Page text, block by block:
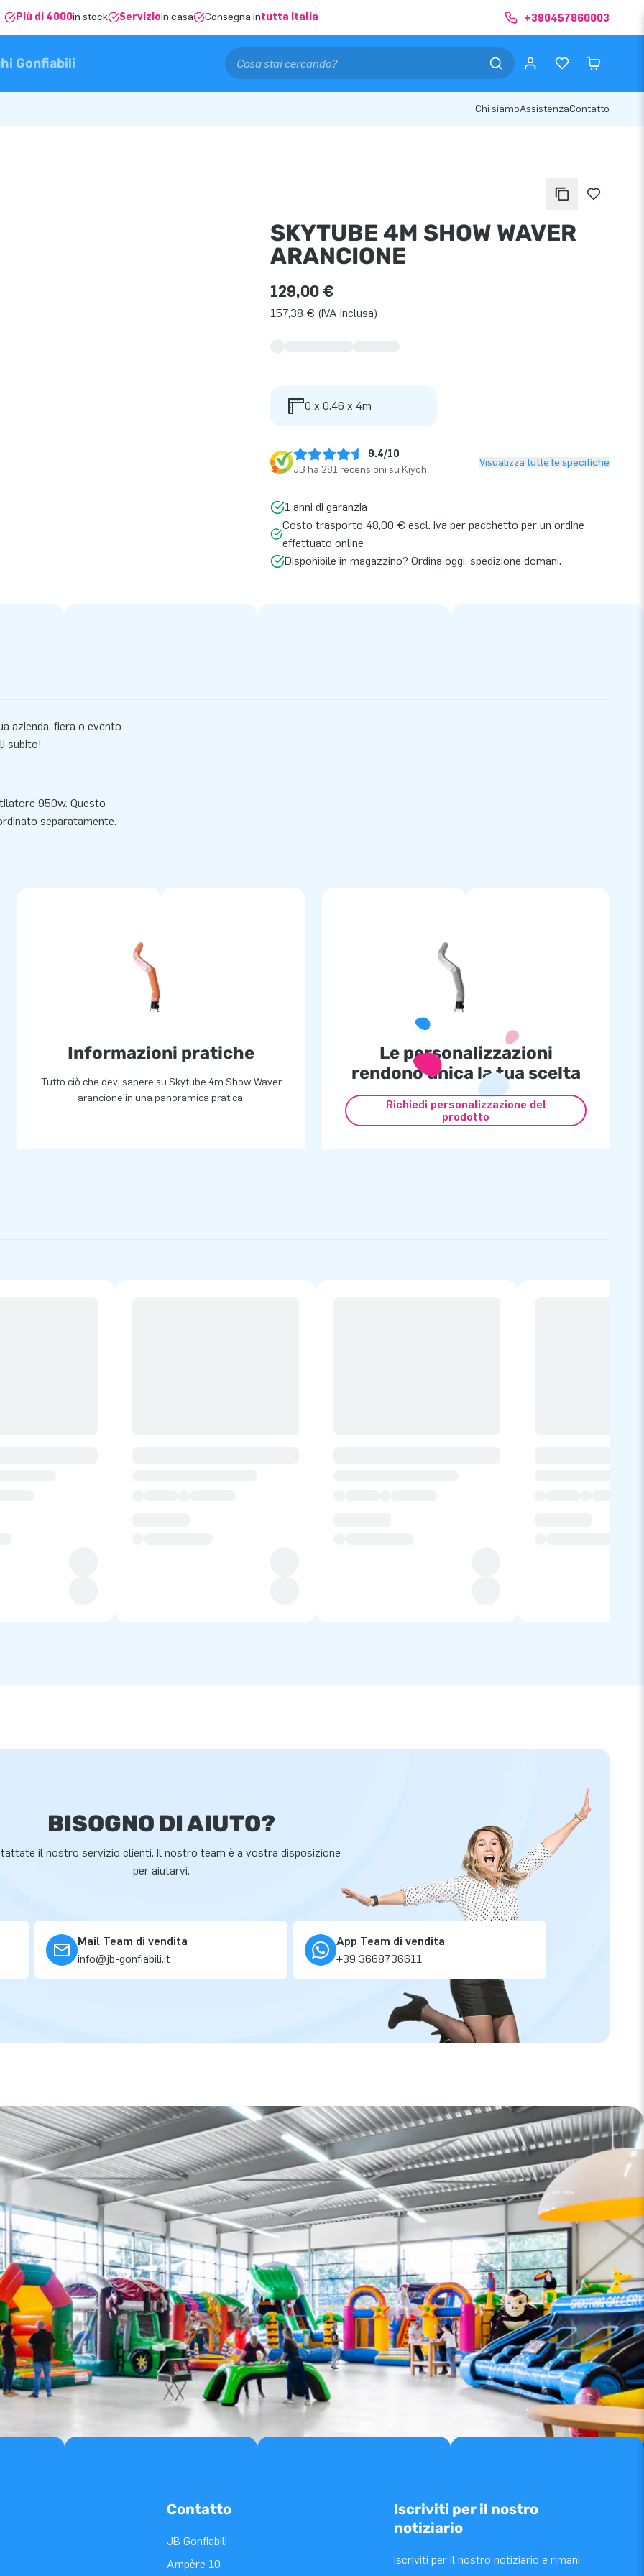
Più di 4000in stock Servizioin casa Consegna intutta Italia +390457860003
Gonfiabili
Chi siamoAssistenzaContatto
SKYTUBE 4M SHOW WAVER
ARANCIONE
129,00 €
157,38 € (IVA inclusa)
0 x 0.46 x 4m
9.4/10
JB ha 281 recensioni su Kiyoh
Visualizza tutte le specifiche
1 anni di garanzia
Costo trasporto 48,00 € escl. iva per pacchetto per un ordine
effettuato online
Disponibile in magazzino? Ordina oggi, spedizione domani.
azienda, fiera o evento
subito!
950w. Questo
separatamente.
Informazioni pratiche
Tutto ciò che devi sapere su Skytube 4m Show Waver
arancione in una panoramica pratica.
Le personalizzazioni
rendono unica la tua scelta
Richiedi personalizzazione del
prodotto
BISOGNO DI AIUTO?
il nostro servizio clienti. Il nostro team è a vostra disposizione
per aiutarvi.
Mail Team di vendita
info@jb-gonfiabili.it
App Team di vendita
+39 3668736611
Contatto
JB Gonfiabili
Ampère 10
Iscriviti per il nostro
notiziario
Iscriviti per il nostro notiziario e rimani